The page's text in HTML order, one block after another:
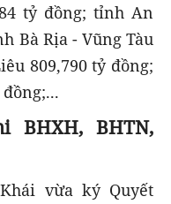
tỷ đồng; tỉnh An
Bà Rịa - Vũng Tàu
809,790 tỷ đồng;
BHXH, BHTN,
vừa ký Quyết